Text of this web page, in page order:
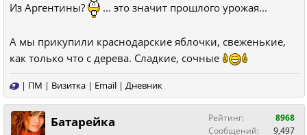
Из Аргентины? ... это значит прошлого урожая...
А мы прикупили краснодарские яблочки, свеженькие,
как только что с дерева. Сладкие, сочные
| ПМ | Визитка | Email | Дневник
Батарейка Рейтинг:
8968
Сообщений:
9,497